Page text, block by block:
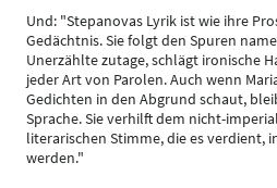
Und: "Stepanovas Lyrik ist wie ihre
Gedächtnis. Sie folgt den Spuren
Unerzählte zutage, schlägt ironische
jeder Art von Parolen. Auch wenn
Gedichten in den Abgrund schaut,
Sprache. Sie verhilft dem nicht-
literarischen Stimme, die es verdient,
werden."